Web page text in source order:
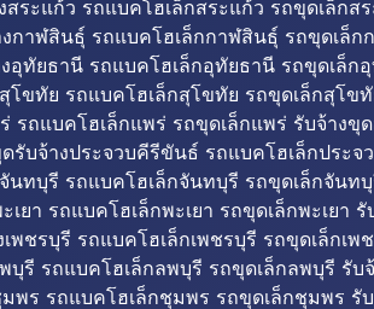
ระแก้ว รถแบคโฮเล็กสระแก้ว รถขุดเล็ก
กาฬสินธุ์ รถแบคโฮเล็กกาฬสินธุ์ รถขุดเล็
อุทัยธานี รถแบคโฮเล็กอุทัยธานี รถขุดเล็
โขทัย รถแบคโฮเล็กสุโขทัย รถขุดเล็กสุโ
รถแบคโฮเล็กแพร่ รถขุดเล็กแพร่ รับจ้างขุ
รับจ้างประจวบคีรีขันธ์ รถแบคโฮเล็กปร
นทบุรี รถแบคโฮเล็กจันทบุรี รถขุดเล็กจัน
เยา รถแบคโฮเล็กพะเยา รถขุดเล็กพะเยา
พชรบุรี รถแบคโฮเล็กเพชรบุรี รถขุดเล็กเ
บุรี รถแบคโฮเล็กลพบุรี รถขุดเล็กลพบุรี รั
พร รถแบคโฮเล็กชุมพร รถขุดเล็กชุมพร